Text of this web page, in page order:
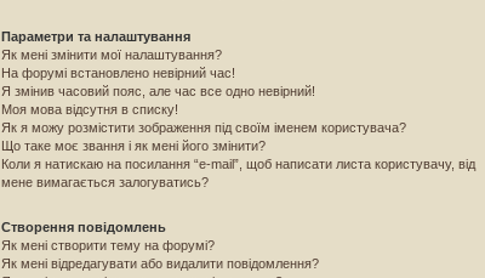
Параметри та налаштування
Як мені змінити мої налаштування?
На форумі встановлено невірний час!
Я змінив часовий пояс, але час все одно невірний!
Моя мова відсутня в списку!
Як я можу розмістити зображення під своїм іменем користувача?
Що таке моє звання і як мені його змінити?
Коли я натискаю на посилання “e-mail”, щоб написати листа користувачу, від
мене вимагається залогуватись?
Створення повідомлень
Як мені створити тему на форумі?
Як мені відредагувати або видалити повідомлення?